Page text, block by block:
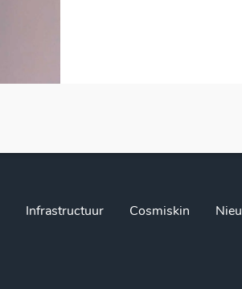
Infrastructuur Cosmiskin